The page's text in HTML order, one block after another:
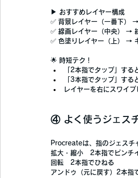
▶ おすすめレイヤー構成
✅ 背景レイヤー （一番下）
✅ 線画レイヤー （中央） →
✅ 色塗りレイヤー （上） →
🌟 時短テク！
2本指でタップ 」する
3本指でタップ 」する
レイヤーを右にスワイプ
④ よく使うジェス
Procreateは、 指のジェスチ
拡大・縮小 2本指でピンチ
回転 2本指でひねる
アンドゥ（元に戻す） 2本指